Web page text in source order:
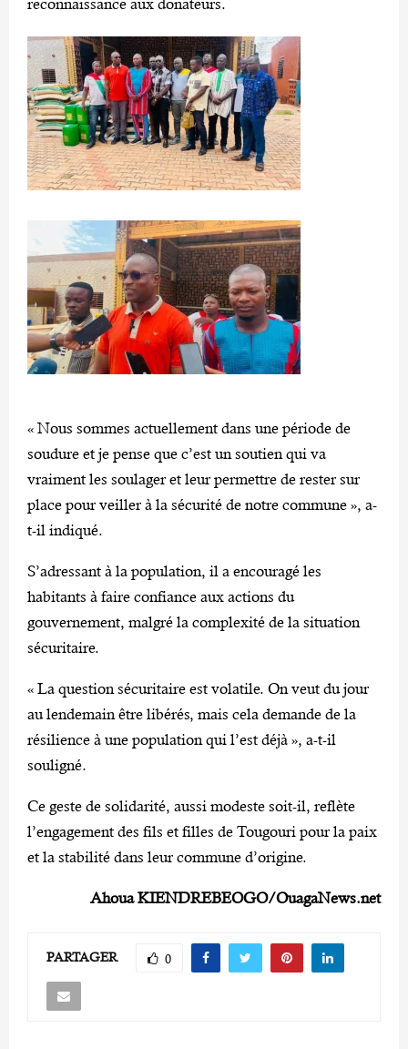
reconnaissance aux donateurs.
« Nous sommes actuellement dans une période de
soudure et je pense que c’est un soutien qui va
vraiment les soulager et leur permettre de rester sur
place pour veiller à la sécurité de notre commune », a-
t-il indiqué.
S’adressant à la population, il a encouragé les
habitants à faire confiance aux actions du
gouvernement, malgré la complexité de la situation
sécuritaire.
« La question sécuritaire est volatile. On veut du jour
au lendemain être libérés, mais cela demande de la
résilience à une population qui l’est déjà », a-t-il
souligné.
Ce geste de solidarité, aussi modeste soit-il, reflète
l’engagement des fils et filles de Tougouri pour la paix
et la stabilité dans leur commune d’origine.
Ahoua KIENDREBEOGO/OuagaNews.net
PARTAGER 0